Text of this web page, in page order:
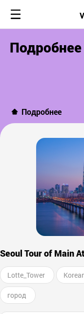
Подробнее
Подробнее
Seoul Tour of Main
Lotte_Tower
город